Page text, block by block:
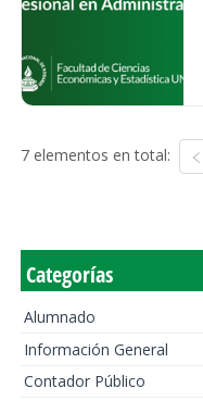
7 elementos en total:
Categorías
Alumnado
Información General
Contador Público